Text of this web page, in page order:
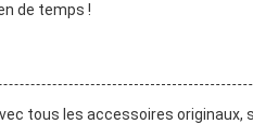
de temps !
tous les accessoires originaux,